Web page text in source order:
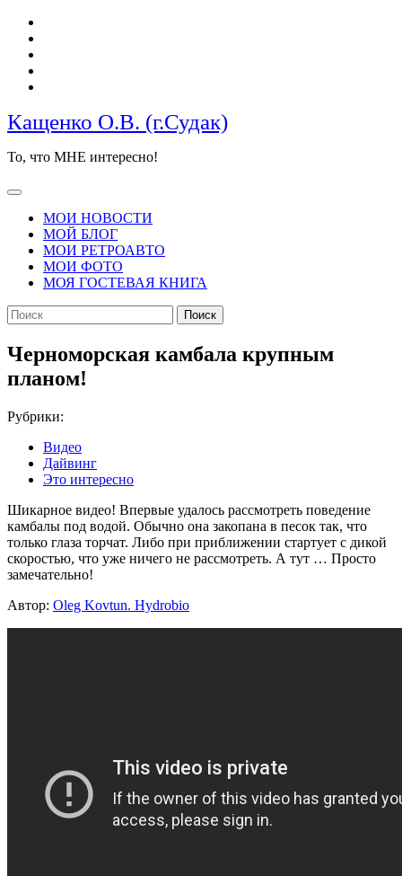
Перейти
содержимому
Кащенко О.В. (г.Судак)
То, что МНЕ интересно!
Кнопка
ОткрытьМОИ НОВОСТИ
МОЙ БЛОГ
МОИ РЕТРОАВТО
МОИ ФОТО
МОЯ ГОСТЕВАЯ КНИГА
КНОПКА
ЗАКРЫТЬ
Найти:
Черноморская камбала крупным
планом!
Рубрики:
Видео
Дайвинг
Это интересно
Шикарное видео! Впервые удалось рассмотреть поведение
камбалы под водой. Обычно она закопана в песок так, что
только глаза торчат. Либо при приближении стартует с дикой
скоростью, что уже ничего не рассмотреть. А тут … Просто
замечательно!
Автор: Oleg Kovtun. Hydrobio